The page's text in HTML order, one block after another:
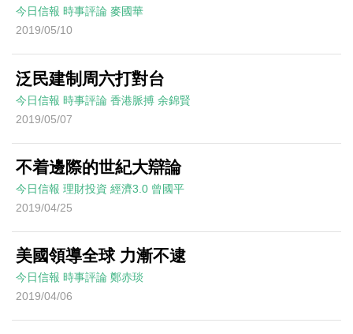
今日信報 時事評論 麥國華
2019/05/10
泛民建制周六打對台
今日信報 時事評論 香港脈搏 余錦賢
2019/05/07
不着邊際的世紀大辯論
今日信報 理財投資 經濟3.0 曾國平
2019/04/25
美國領導全球 力漸不逮
今日信報 時事評論 鄭赤琰
2019/04/06